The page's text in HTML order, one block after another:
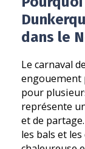
dans le
Le carnaval
engouement
pour
représente
et de
les bals et